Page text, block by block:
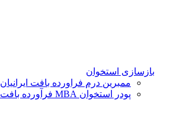
بازسازی استخوان
ممبرین درم فراورده بافت ایرانیان
پودر استخوان MBA فرآورده بافت ایرانیان